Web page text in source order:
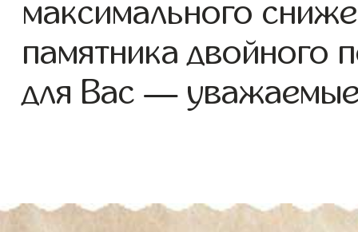
максимального
памятника
для Вас —